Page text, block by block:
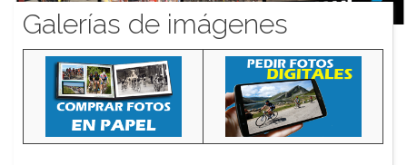
Galerías de imágenes